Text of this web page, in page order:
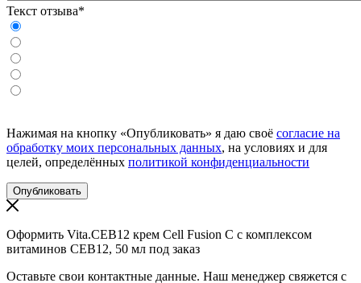
Текст отзыва*
Нажимая на кнопку «Опубликовать» я даю своё согласие на
обработку моих персональных данных, на условиях и для
целей, определённых политикой конфиденциальности
Оформить Vita.CEB12 крем Cell Fusion C с комплексом
витаминов СЕВ12, 50 мл под заказ
Оставьте свои контактные данные. Наш менеджер свяжется с